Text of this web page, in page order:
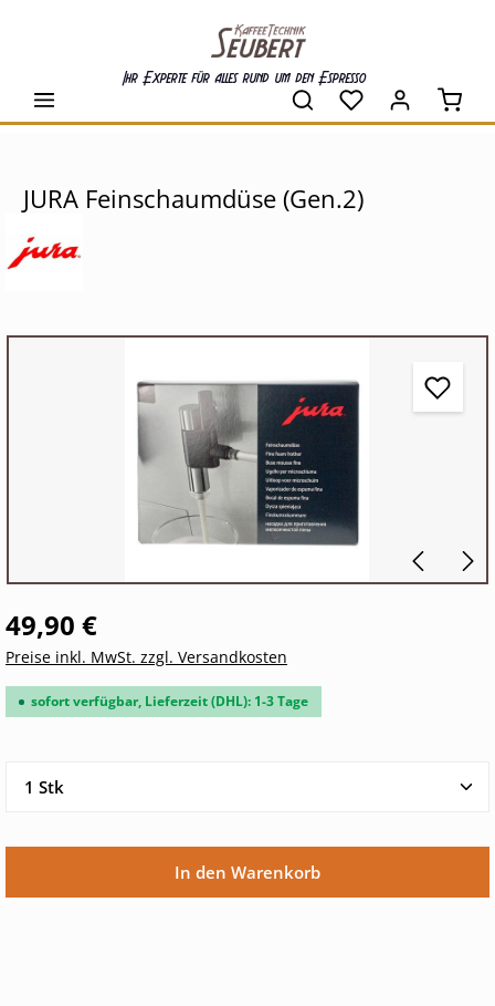
Ihr Experte für alles rund um den Espresso
JURA Feinschaumdüse (Gen.2)
49,90 €
Preise inkl. MwSt. zzgl. Versandkosten
sofort verfügbar, Lieferzeit (DHL): 1-3 Tage
Produkt Anzahl: Gib den gewünschten Wert ein
In den Warenkorb